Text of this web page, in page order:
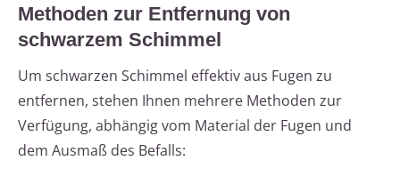
Methoden zur Entfernung von
schwarzem Schimmel
Um schwarzen Schimmel effektiv aus Fugen zu
entfernen, stehen Ihnen mehrere Methoden zur
Verfügung, abhängig vom Material der Fugen und
dem Ausmaß des Befalls: